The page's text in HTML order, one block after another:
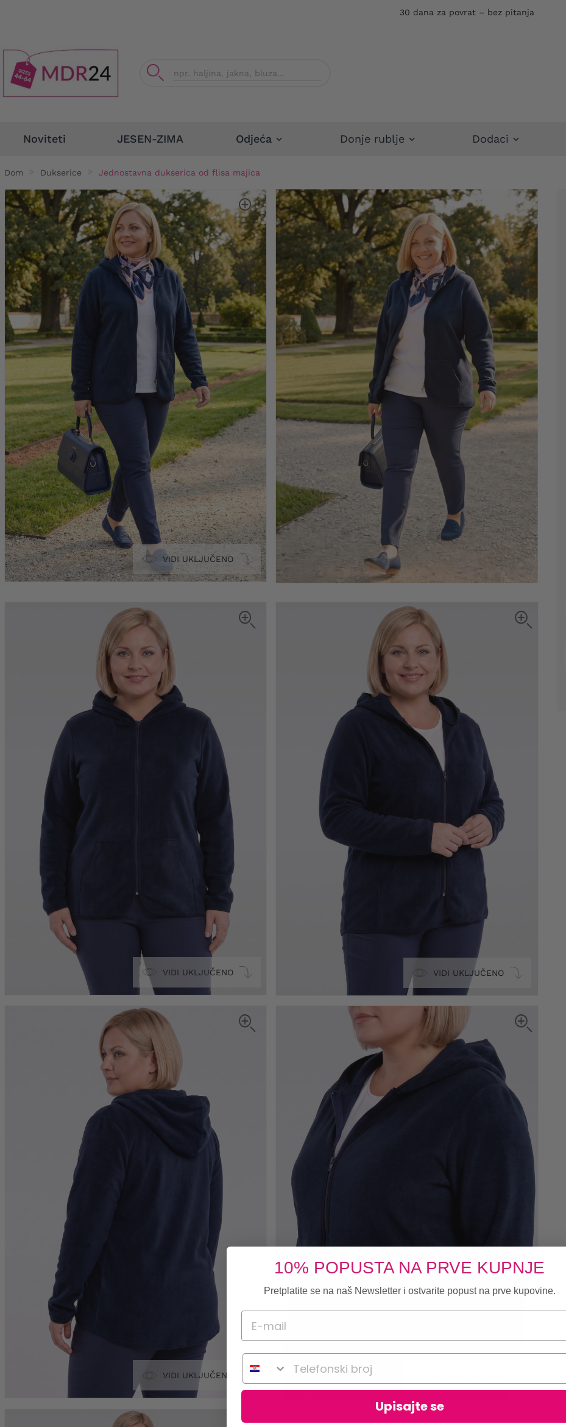
30 dana za povrat – bez pitanja
Noviteti JESEN-ZIMA Odjeća Donje rublje Dodaci
Dom Dukserice Jednostavna dukserica od flisa majica
VIDI UKLJUČENO
VIDI UKLJUČENO VIDI UKLJUČENO
VIDI UKLJUČENO
10% POPUSTA NA PRVE KUPNJE
Pretplatite se na naš Newsletter i ostvarite popust na prve kupovine.
Telefonski broj
Upisajte se